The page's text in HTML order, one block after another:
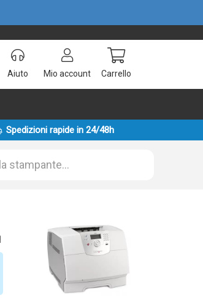
Aiuto Mio account Carrello
Spedizioni rapide in 24/48h